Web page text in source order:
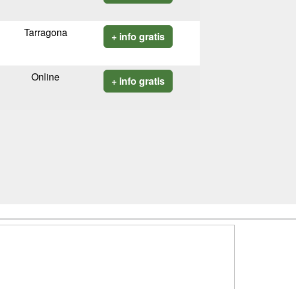
Tarragona + info gratis
Online + info gratis